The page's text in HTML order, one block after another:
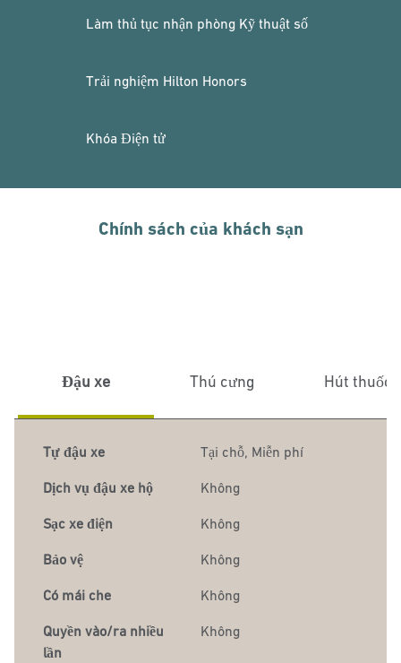
Làm thủ tục nhận phòng Kỹ thuật số
Trải nghiệm Hilton Honors
Khóa Điện tử
Chính sách của khách sạn
Đậu xe Thú cưng Hút thuốc
Tự đậu xe Tại chỗ, Miễn phí
Dịch vụ đậu xe hộ Không
Sạc xe điện Không
Bảo vệ Không
Có mái che Không
Quyền vào/ra nhiều
lần
Không